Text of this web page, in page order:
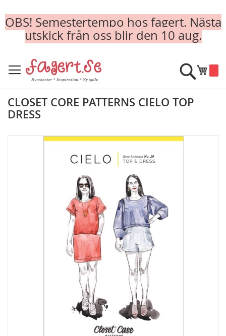
OBS! Semestertempo hos fagert. Nästa
utskick från oss blir den 10 aug.
to
Content
Min
Sök
CLOSET CORE PATTERNS CIELO TOP
DRESS